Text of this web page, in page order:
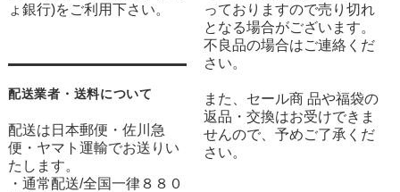
ょ銀行)をご利用下さい。
配送業者・送料について
配送は日本郵便・佐川急
便・ヤマト運輸でお送りい
たします。
・通常配送/全国一律８８０
っておりますので売り切れ
となる場合がございます。
不良品の場合はご連絡くだ
さい。
また、セール商 品や福袋の
返品・交換はお受けできま
せんので、予めご了承くだ
さい。